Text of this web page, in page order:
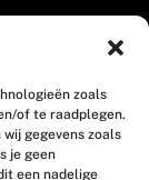
zoals
of te raadplegen.
gegevens zoals
je geen
een nadelige